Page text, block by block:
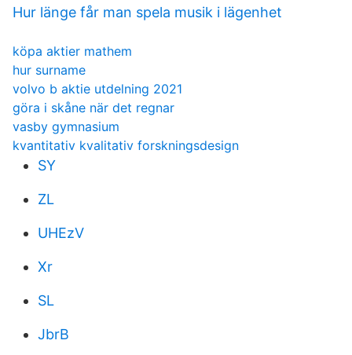
Hur länge får man spela musik i lägenhet
köpa aktier mathem
hur surname
volvo b aktie utdelning 2021
göra i skåne när det regnar
vasby gymnasium
kvantitativ kvalitativ forskningsdesign
SY
ZL
UHEzV
Xr
SL
JbrB